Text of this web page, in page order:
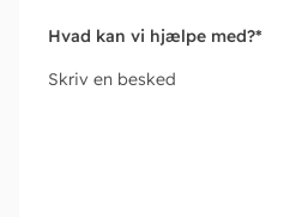
Hvad kan vi hjælpe med?*
Skriv en besked